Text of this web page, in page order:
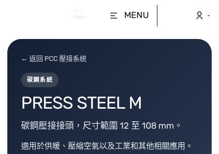
MENU
← 返回 PCC 壓接系統
碳鋼系統
PRESS STEEL M
碳鋼壓接接頭，尺寸範圍 12 至 108 mm。
適用於供暖、壓縮空氣以及工業和其他相關應用。